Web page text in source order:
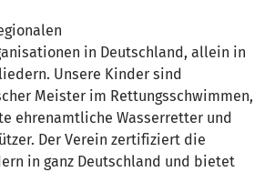
in Deutschland, allein in
Unsere Kinder sind
Meister im Rettungsschwimmen,
ehrenamtliche Wasserretter und
Der Verein zertifiziert die
in ganz Deutschland und bietet